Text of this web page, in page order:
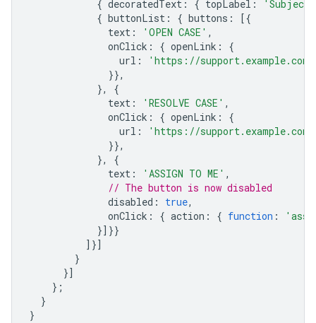
{ decoratedText : { topLabel :
'Subject'
{ buttonList : { buttons :
[{
text : 'OPEN CASE' ,
onClick : { openLink :
{
url :
'https://
}},
},
{
text : 'RESOLVE CASE' ,
onClick : { openLink :
{
url :
'https://support.example.com/
}},
},
{
text : 'ASSIGN TO ME' ,
// The button is now disabled
disabled : true,
onClick : { action : { function :
}]}}
]}]
}
}]
};
}
}